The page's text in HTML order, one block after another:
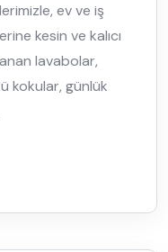
ev ve iş
kesin ve kalıcı
lavabolar,
kokular, günlük